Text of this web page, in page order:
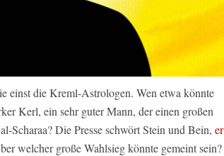
einst die Kreml-Astrologen. Wen etwa könnte
Kerl, ein sehr guter Mann, der einen großen
Scharaa? Die Presse schwört Stein und Bein, er
welcher große Wahlsieg könnte gemeint sein?